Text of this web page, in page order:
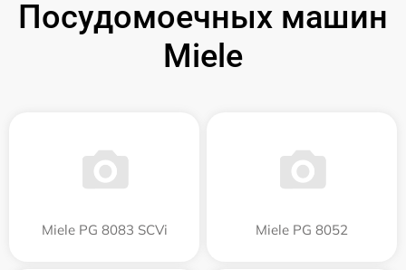
Посудомоечных машин
Miele
Miele PG 8083 SCVi Miele PG 8052